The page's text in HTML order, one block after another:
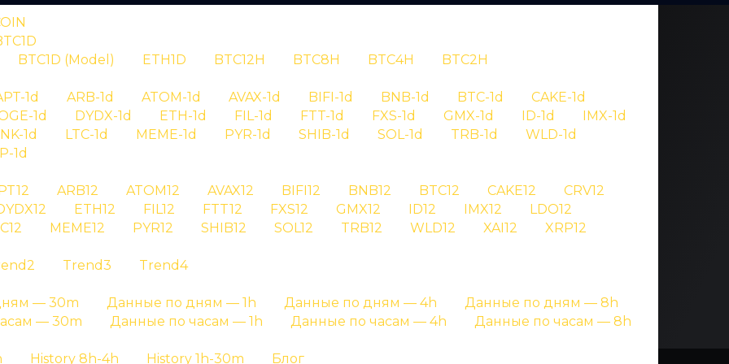
BTC1D (Model)
ETH1D BTC12H BTC8H BTC4H
BTC2H
1d ARB-1d ATOM-1d AVAX-1d BIFI-1d BNB-1d BTC-1d
CAKE-1d
1d DYDX-1d ETH-1d FIL-1d FTT-1d FXS-1d GMX-1d ID-1d
IMX-1d
1d LTC-1d MEME-1d PYR-1d SHIB-1d SOL-1d TRB-1d
WLD-1d
1d
ARB12 ATOM12 AVAX12 BIFI12 BNB12 BTC12 CAKE12
CRV12
ETH12 FIL12 FTT12 FXS12 GMX12 ID12 IMX12
LDO12
MEME12 PYR12 SHIB12 SOL12 TRB12 WLD12 XAI12
XRP12
Trend3
Trend4
— 30m
Данные по дням — 1h Данные по дням — 4h
Данные по дням — 8h
— 30m
Данные по часам — 1h Данные по часам — 4h
Данные по часам — 8h
History 8h-4h History 1h-30m Блог
aave id 10733
сигнала aave id 10733 - детальная информация о сигнале криптовалют